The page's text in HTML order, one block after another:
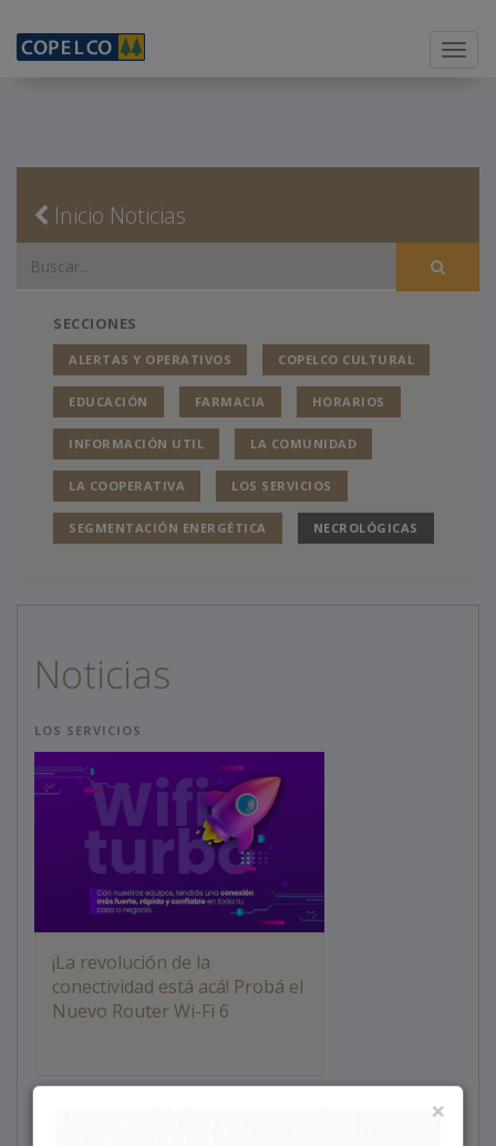
×
Menu
Inicio Noticias
SECCIONES
ALERTAS Y OPERATIVOS COPELCO CULTURAL
EDUCACIÓN FARMACIA HORARIOS
INFORMACIÓN UTIL LA COMUNIDAD
LA COOPERATIVA LOS SERVICIOS
SEGMENTACIÓN ENERGÉTICA NECROLÓGICAS
Noticias
LOS SERVICIOS
¡La revolución de la
conectividad está acá! Probá el
Nuevo Router Wi-Fi 6